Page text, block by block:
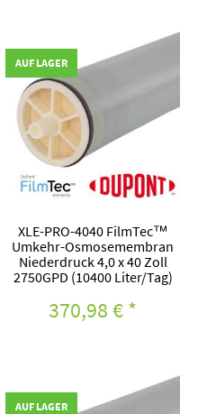
AUF LAGER
XLE-PRO-4040 FilmTec™
Umkehr-Osmosemembran
Niederdruck 4,0 x 40 Zoll
2750GPD (10400 Liter/Tag)
370,98 €*
AUF LAGER